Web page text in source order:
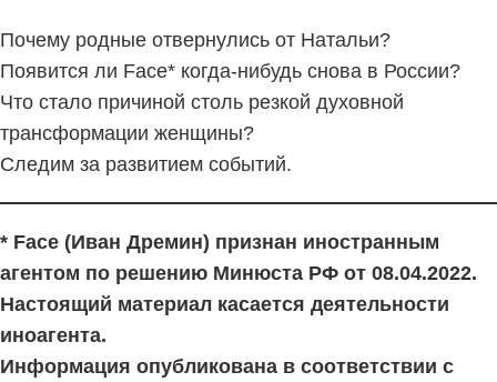
Почему родные отвернулись от Натальи?
Появится ли Face* когда-нибудь снова в России?
Что стало причиной столь резкой духовной
трансформации женщины?
Следим за развитием событий.
* Face (Иван Дремин) признан иностранным
агентом по решению Минюста РФ от 08.04.2022.
Настоящий материал касается деятельности
иноагента.
Информация опубликована в соответствии с